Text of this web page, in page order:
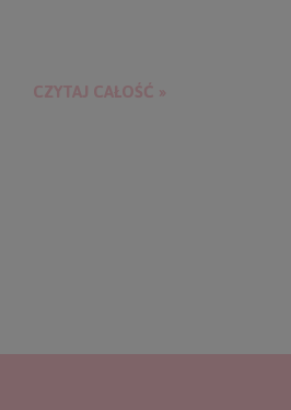
CZYTAJ CAŁOŚĆ »